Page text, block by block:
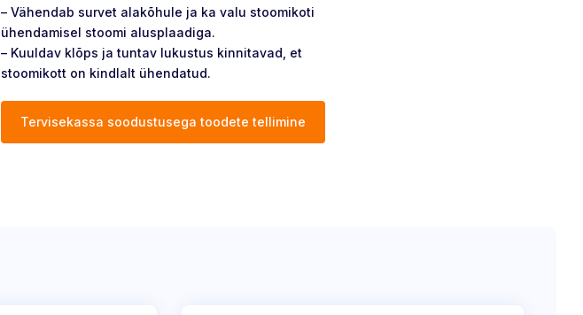
– Vähendab survet alakõhule ja ka valu stoomikoti
ühendamisel stoomi alusplaadiga.
– Kuuldav klõps ja tuntav lukustus kinnitavad, et
stoomikott on kindlalt ühendatud.
Tervisekassa soodustusega toodete tellimine